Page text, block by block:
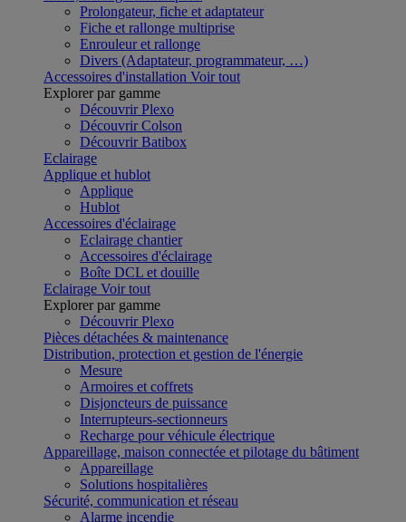
Prolongateur, fiche et adaptateur
Fiche et rallonge multiprise
Enrouleur et rallonge
Divers (Adaptateur, programmateur, …)
Accessoires d'installation Voir tout
Explorer par gamme
Découvrir Plexo
Découvrir Colson
Découvrir Batibox
Eclairage
Applique et hublot
Applique
Hublot
Accessoires d'éclairage
Eclairage chantier
Accessoires d'éclairage
Boîte DCL et douille
Eclairage Voir tout
Explorer par gamme
Découvrir Plexo
Pièces détachées & maintenance
Distribution, protection et gestion de l'énergie
Mesure
Armoires et coffrets
Disjoncteurs de puissance
Interrupteurs-sectionneurs
Recharge pour véhicule électrique
Appareillage, maison connectée et pilotage du bâtiment
Appareillage
Solutions hospitalières
Sécurité, communication et réseau
Alarme incendie